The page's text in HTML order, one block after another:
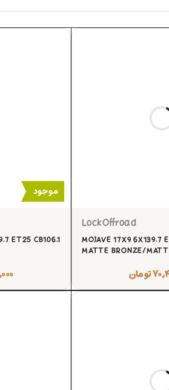
LockOffroad
MOJAVE 17X9 6X139.7
MATTE BRONZE/
تومان
موجود
ET25 CB106.1